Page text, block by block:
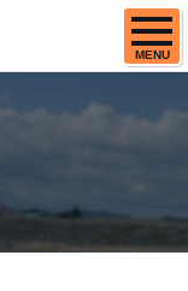
MENU